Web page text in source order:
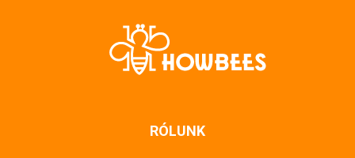
RÓLUNK